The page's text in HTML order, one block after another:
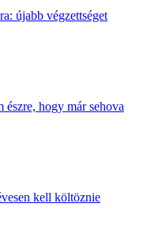
újabb végzettséget
észre, hogy már sehova
kell költöznie